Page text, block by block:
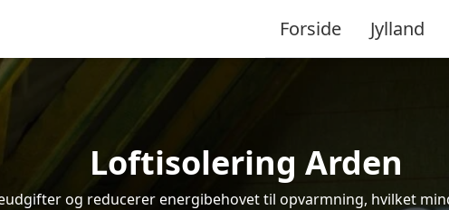
Forside Jylland
Loftisolering Arden
og reducerer energibehovet til opvarmning, hvilket